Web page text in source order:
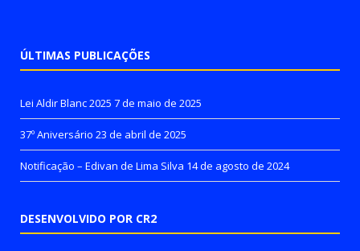
ÚLTIMAS PUBLICAÇÕES
Lei Aldir Blanc 2025 7 de maio de 2025
37º Aniversário 23 de abril de 2025
Notificação – Edivan de Lima Silva 14 de agosto de 2024
DESENVOLVIDO POR CR2